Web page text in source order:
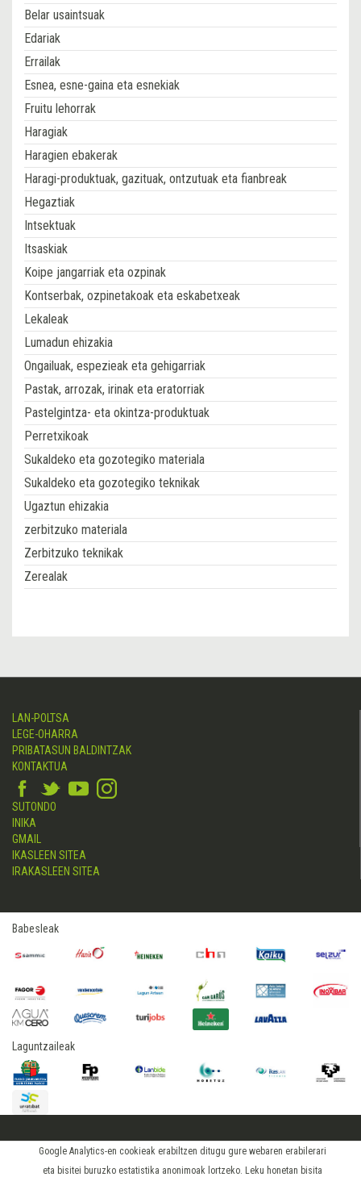
Google Analytics-en cookieak erabiltzen ditugu gure webaren erabilerari
eta bisitei buruzko estatistika anonimoak lortzeko. Leku honetan bisita
Belar usaintsuak
Edariak
Errailak
Esnea, esne-gaina eta esnekiak
Fruitu lehorrak
Haragiak
Haragien ebakerak
Haragi-produktuak, gazituak, ontzutuak eta fianbreak
Hegaztiak
Intsektuak
Itsaskiak
Koipe jangarriak eta ozpinak
Kontserbak, ozpinetakoak eta eskabetxeak
Lekaleak
Lumadun ehizakia
Ongailuak, espezieak eta gehigarriak
Pastak, arrozak, irinak eta eratorriak
Pastelgintza- eta okintza-produktuak
Perretxikoak
Sukaldeko eta gozotegiko materiala
Sukaldeko eta gozotegiko teknikak
Ugaztun ehizakia
zerbitzuko materiala
Zerbitzuko teknikak
Zerealak
LAN-POLTSA
LEGE-OHARRA
PRIBATASUN BALDINTZAK
KONTAKTUA
SUTONDO
INIKA
GMAIL
IKASLEEN SITEA
IRAKASLEEN SITEA
Babesleak
Laguntzaileak
2015 © hostelerialeioa